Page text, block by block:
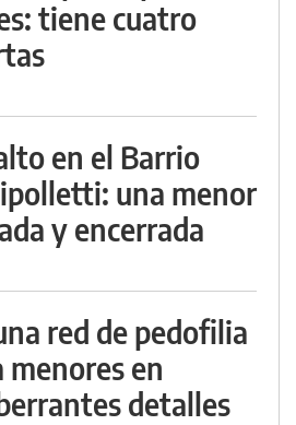
tiene cuatro
en el Barrio
una menor
y encerrada
red de pedofilia
menores en
detalles